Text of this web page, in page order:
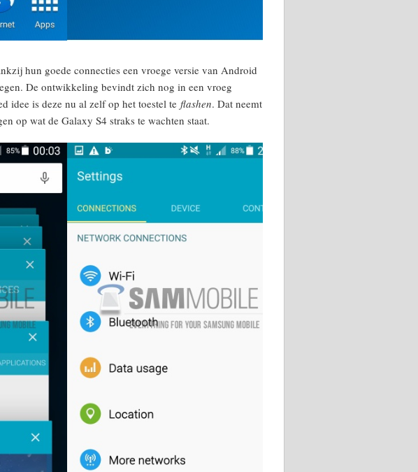
hun goede connecties een vroege versie van Android
De ontwikkeling bevindt zich nog in een vroeg
idee is deze nu al zelf op het toestel te flashen. Dat neemt
op wat de Galaxy S4 straks te wachten staat.